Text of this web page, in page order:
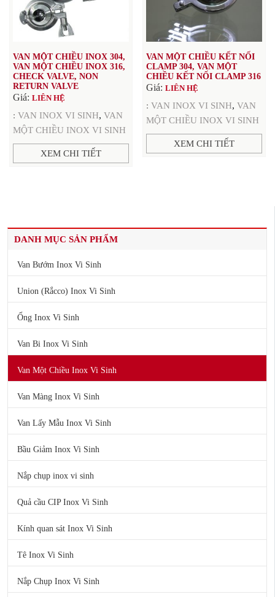
DANH MỤC SẢN PHẨM
Van Bướm Inox Vi Sinh
Union (Rắcco) Inox Vi Sinh
Ống Inox Vi Sinh
Van Bi Inox Vi Sinh
Van Một Chiều Inox Vi Sinh
Van Màng Inox Vi Sinh
Van Lấy Mẫu Inox Vi Sinh
Bầu Giảm Inox Vi Sinh
Nắp chụp inox vi sinh
Quả cầu CIP Inox Vi Sinh
Kính quan sát Inox Vi Sinh
Tê Inox Vi Sinh
Nắp Chụp Inox Vi Sinh
VAN MỘT CHIỀU INOX 304,
VAN MỘT CHIỀU INOX 316,
CHECK VALVE, NON
RETURN VALVE
Giá: LIÊN HỆ
: VAN INOX VI SINH, VAN
MỘT CHIỀU INOX VI SINH
XEM CHI TIẾT
VAN MỘT CHIỀU KẾT NỐI
CLAMP 304, VAN MỘT
CHIỀU KẾT NỐI CLAMP 316
Giá:LIÊN HỆ
:VAN INOX VI SINH,VAN
MỘT CHIỀU INOX VI SINH
XEM CHI TIẾT